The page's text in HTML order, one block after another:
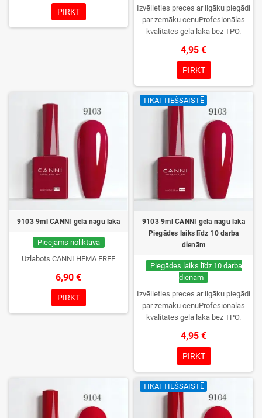
PIRKT
Izvēlieties preces ar ilgāku piegādi
par zemāku cenuProfesionālas
kvalitātes gēla laka bez TPO.
izvēle, lieliska sacietēšana
UV/LED lampās un ilgstoša
noturība. Katrs flakons iepakots
kastītē – pirmo reizi to atvērsiet
tikai jūs.
4,95 €
PIRKT
9103 9ml CANNI gēla nagu laka
Pieejams noliktavā
Uzlabots CANNI HEMA FREE
6,90 €
PIRKT
TIKAI TIEŠSAISTĒ
9103 9ml CANNI gēla nagu laka
Piegādes laiks līdz 10 darba
dienām
Piegādes laiks līdz 10 darba
dienām
Izvēlieties preces ar ilgāku piegādi
par zemāku cenuProfesionālas
kvalitātes gēla laka bez TPO.
izvēle, lieliska sacietēšana
UV/LED lampās un ilgstoša
noturība. Katrs flakons iepakots
kastītē – pirmo reizi to atvērsiet
tikai jūs.
4,95 €
PIRKT
TIKAI TIEŠSAISTĒ